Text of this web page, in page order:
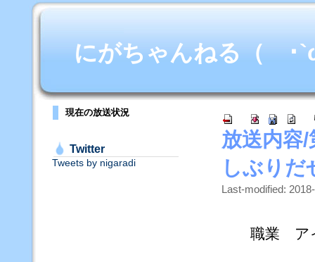
にがちゃんねる（ ･
現在の放送状況
Twitter
Tweets by nigaradi
放送内容
しぶりだ
Last-modified:
職業 ア